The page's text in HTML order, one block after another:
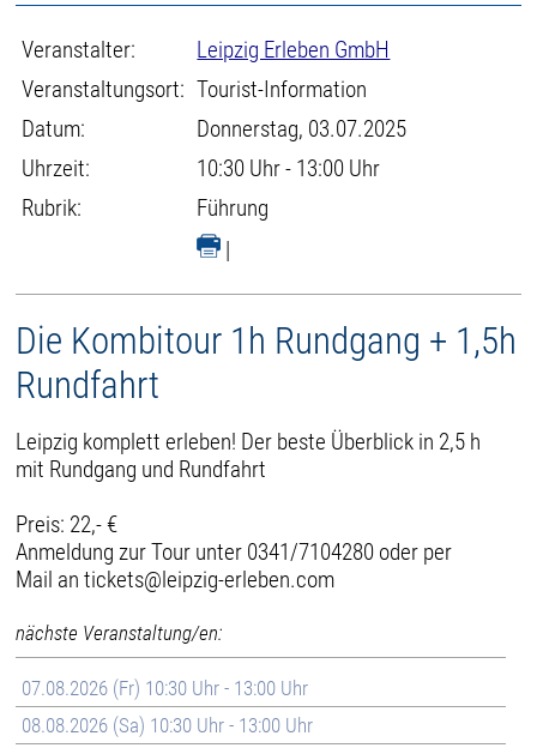
Veranstalter:
Leipzig Erleben GmbH
Veranstaltungsort: Tourist-Information
Datum:
Donnerstag, 03.07.2025
Uhrzeit:
10:30 Uhr - 13:00 Uhr
Rubrik:
Führung
|
Die Kombitour 1h Rundgang + 1,5h
Rundfahrt
Leipzig komplett erleben! Der beste Überblick in 2,5 h
mit Rundgang und Rundfahrt
Preis: 22,- €
Anmeldung zur Tour unter 0341/7104280 oder per
Mail an tickets@leipzig-erleben.com
nächste Veranstaltung/en:
07.08.2026 (Fr) 10:30 Uhr - 13:00 Uhr
08.08.2026 (Sa) 10:30 Uhr - 13:00 Uhr